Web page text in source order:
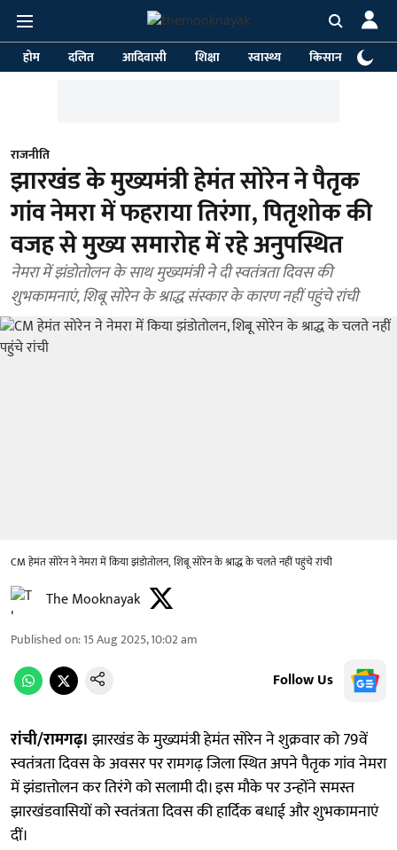
होम दलित आदिवासी शिक्षा स्वास्थ्य किसान
राजनीति
झारखंड के मुख्यमंत्री हेमंत सोरेन ने पैतृक
गांव नेमरा में फहराया तिरंगा, पितृशोक की
वजह से मुख्य समारोह में रहे अनुपस्थित
नेमरा में झंडोतोलन के साथ मुख्यमंत्री ने दी स्वतंत्रता दिवस की
शुभकामनाएं, शिबू सोरेन के श्राद्ध संस्कार के कारण नहीं पहुंचे रांची
CM हेमंत सोरेन ने नेमरा में किया झंडोतोलन, शिबू सोरेन के श्राद्ध के चलते नहीं पहुंचे रांची
The Mooknayak
Published on:15 Aug 2025, 10:02 am
Follow Us
रांची/रामगढ़।झारखंड के मुख्यमंत्री हेमंत सोरेन ने शुक्रवार को 79वें
स्वतंत्रता दिवस के अवसर पर रामगढ़ जिला स्थित अपने पैतृक गांव नेमरा
में झंडात्तोलन कर तिरंगे को सलामी दी। इस मौके पर उन्होंने समस्त
झारखंडवासियों को स्वतंत्रता दिवस की हार्दिक बधाई और शुभकामनाएं
दीं।